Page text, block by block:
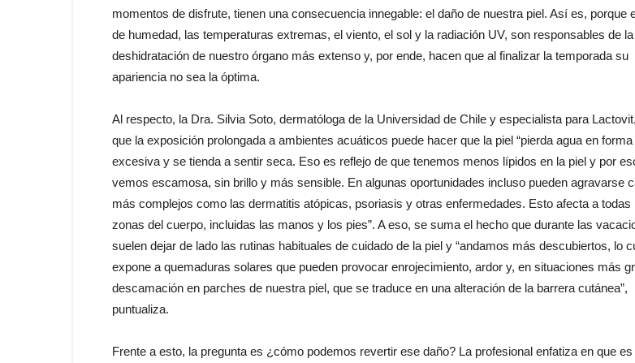
momentos de disfrute, tienen una consecuencia innegable: el daño de nuestra piel. Así es, porque
de humedad, las temperaturas extremas, el viento, el sol y la radiación UV, son responsables de la
deshidratación de nuestro órgano más extenso y, por ende, hacen que al finalizar la temporada su
apariencia no sea la óptima.
Al respecto, la Dra. Silvia Soto, dermatóloga de la Universidad de Chile y especialista para
que la exposición prolongada a ambientes acuáticos puede hacer que la piel “pierda agua en forma
excesiva y se tienda a sentir seca. Eso es reflejo de que tenemos menos lípidos en la piel y por
vemos escamosa, sin brillo y más sensible. En algunas oportunidades incluso pueden agravarse
más complejos como las dermatitis atópicas, psoriasis y otras enfermedades. Esto afecta a todas
zonas del cuerpo, incluidas las manos y los pies”. A eso, se suma el hecho que durante las
suelen dejar de lado las rutinas habituales de cuidado de la piel y “andamos más descubiertos, lo
expone a quemaduras solares que pueden provocar enrojecimiento, ardor y, en situaciones más
descamación en parches de nuestra piel, que se traduce en una alteración de la barrera cutánea”,
puntualiza.
Frente a esto, la pregunta es ¿cómo podemos revertir ese daño? La profesional enfatiza en que es